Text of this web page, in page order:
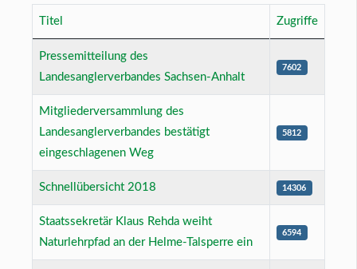
Titel Zugriffe
Pressemitteilung des
Landesanglerverbandes Sachsen-Anhalt
7602
Mitgliederversammlung des
Landesanglerverbandes bestätigt
eingeschlagenen Weg
5812
Schnellübersicht 2018 14306
Staatssekretär Klaus Rehda weiht
Naturlehrpfad an der Helme-Talsperre ein
6594